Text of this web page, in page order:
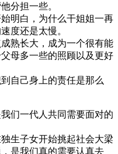
分担一些。
明白，为什么干姐姐一再
度还是太慢。
熟长大，成为一个很有能
母多一些的照顾以及更好
自己身上的责任是那么
们一代人共同需要面对的
生子女开始挑起社会大梁
是我们真的需要认真去